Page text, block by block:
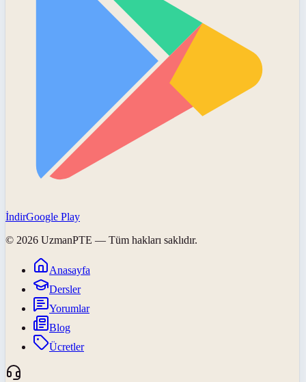
İndirGoogle Play
© 2026 UzmanPTE — Tüm hakları saklıdır.
Anasayfa
Dersler
Yorumlar
Blog
Ücretler